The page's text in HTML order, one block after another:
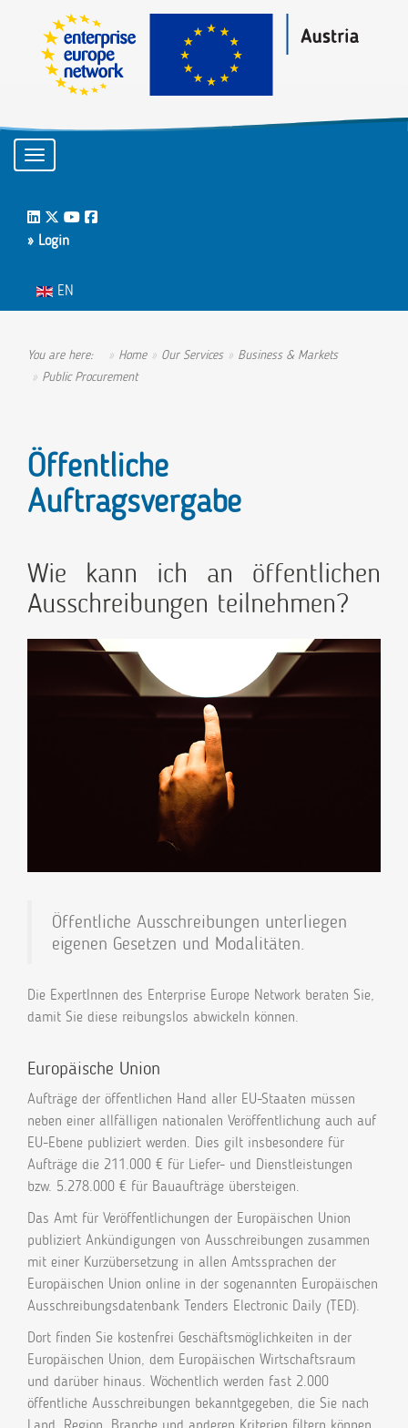
Toggle navigation
LinkedIn
Twitter
Youtube
Facebook
» Login
Select your language
EN
You are here: Home Our Services
Business & Markets
Public Procurement
Öffentliche
Auftragsvergabe
Wie kann ich an öffentlichen
Ausschreibungen teilnehmen?
Öffentliche Ausschreibungen unterliegen
eigenen Gesetzen und Modalitäten.
Die ExpertInnen des Enterprise Europe Network beraten Sie,
damit Sie diese reibungslos abwickeln können.
Europäische Union
Aufträge der öffentlichen Hand aller EU-Staaten müssen
neben einer allfälligen nationalen Veröffentlichung auch auf
EU-Ebene publiziert werden. Dies gilt insbesondere für
Aufträge die 211.000 € für Liefer- und Dienstleistungen
bzw. 5.278.000 € für Bauaufträge übersteigen.
Das Amt für Veröffentlichungen der Europäischen Union
publiziert Ankündigungen von Ausschreibungen zusammen
mit einer Kurzübersetzung in allen Amtssprachen der
Europäischen Union online in der sogenannten Europäischen
Ausschreibungsdatenbank Tenders Electronic Daily (TED).
Dort finden Sie kostenfrei Geschäftsmöglichkeiten in der
Europäischen Union, dem Europäischen Wirtschaftsraum
und darüber hinaus. Wöchentlich werden fast 2.000
öffentliche Ausschreibungen bekanntgegeben, die Sie nach